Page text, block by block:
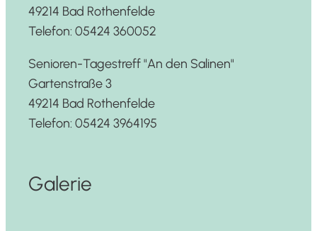
49214 Bad Rothenfelde
Telefon: 05424 360052
Senioren-Tagestreff "An den Salinen"
Gartenstraße 3
49214 Bad Rothenfelde
Telefon: 05424 3964195
Galerie